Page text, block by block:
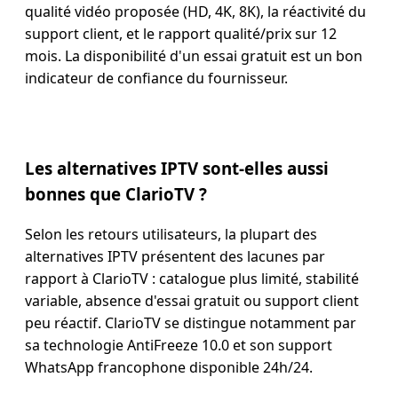
qualité vidéo proposée (HD, 4K, 8K), la réactivité du
support client, et le rapport qualité/prix sur 12
mois. La disponibilité d'un essai gratuit est un bon
indicateur de confiance du fournisseur.
Les alternatives IPTV sont-elles aussi
bonnes que ClarioTV ?
Selon les retours utilisateurs, la plupart des
alternatives IPTV présentent des lacunes par
rapport à ClarioTV : catalogue plus limité, stabilité
variable, absence d'essai gratuit ou support client
peu réactif. ClarioTV se distingue notamment par
sa technologie AntiFreeze 10.0 et son support
WhatsApp francophone disponible 24h/24.